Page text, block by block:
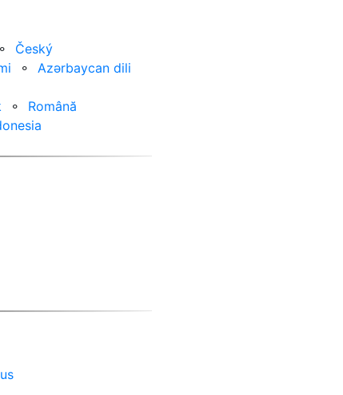
⚬
Český
⚬
Azərbaycan dili
⚬
Română